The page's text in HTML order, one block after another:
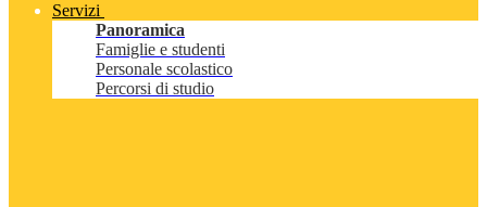
Servizi
Panoramica
Famiglie e studenti
Personale scolastico
Percorsi di studio